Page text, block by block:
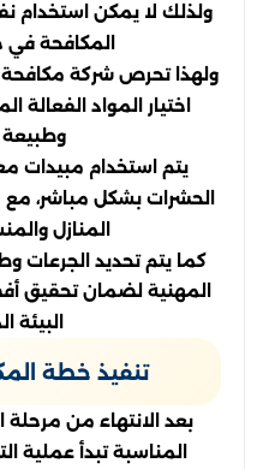
ولذلك لا يمكن استخدام
المكافحة في
ولهذا تحرص شركة
اختيار المواد الفعالة
وطبيعة
يتم استخدام مبيدات
الحشرات بشكل مباشر، مع
المنازل
كما يتم تحديد الجرعات
المهنية لضمان تحقيق
البيئة
تنفيذ خطة
بعد الانتهاء من مرحلة
المناسبة تبدأ عملية